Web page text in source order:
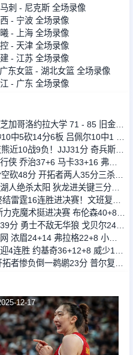
刺 - 尼克斯 全场录像
- 宁波 全场录像
- 上海 全场录像
- 天津 全场录像
- 江苏 全场录像
东女篮 - 湖北女篮 全场录像
- 广东 全场录像
12-17